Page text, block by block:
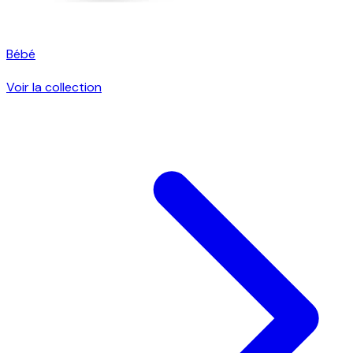
Bébé
Voir la collection